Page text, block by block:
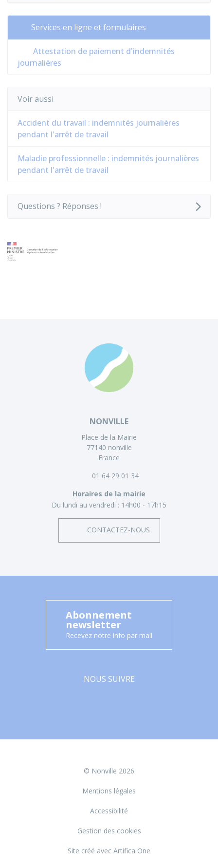
Services en ligne et formulaires
Attestation de paiement d'indemnités
journalières
Voir aussi
Accident du travail : indemnités journalières
pendant l'arrêt de travail
Maladie professionnelle : indemnités journalières
pendant l'arrêt de travail
Questions ? Réponses !
NONVILLE
Place de la Mairie
77140 nonville
France
01 64 29 01 34
Horaires de la mairie
Du lundi au vendredi : 14h00 - 17h15
CONTACTEZ-NOUS
Abonnement
newsletter
Recevez notre info par mail
NOUS SUIVRE
© Nonville 2026
Mentions légales
Accessibilité
Gestion des cookies
Site créé avec Artifica One